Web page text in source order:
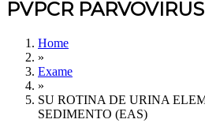
PVPCR
Home
»
Exame
»
SU ROTINA DE URINA
SEDIMENTO (EAS)